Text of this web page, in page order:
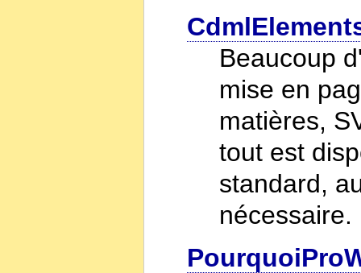
Beaucoup
mise en
matières,
tout est
standard,
nécessaire.